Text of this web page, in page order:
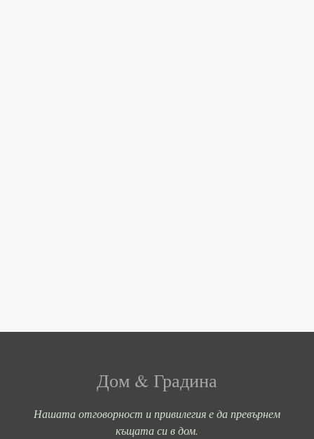
Дом & Градина
Нашата отговорност и привилегия е да превърнем
къщата си в дом.